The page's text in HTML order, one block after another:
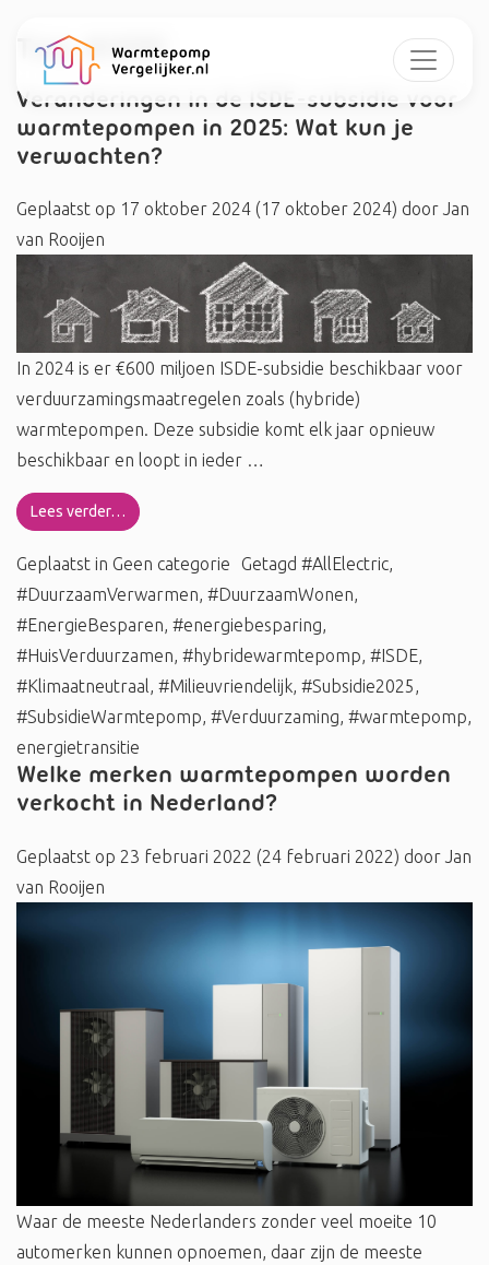
Tag:#ISDE
Veranderingen in de ISDE-subsidie voor
warmtepompen in 2025: Wat kun je
verwachten?
Geplaatst op 17 oktober 2024 (17 oktober 2024) door Jan
van Rooijen
In 2024 is er €600 miljoen ISDE-subsidie beschikbaar voor
verduurzamingsmaatregelen zoals (hybride)
warmtepompen. Deze subsidie komt elk jaar opnieuw
beschikbaar en loopt in ieder …
Lees verder…
Geplaatst in Geen categorie Getagd #AllElectric,
#DuurzaamVerwarmen, #DuurzaamWonen,
#EnergieBesparen, #energiebesparing,
#HuisVerduurzamen, #hybridewarmtepomp, #ISDE,
#Klimaatneutraal, #Milieuvriendelijk, #Subsidie2025,
#SubsidieWarmtepomp, #Verduurzaming, #warmtepomp,
energietransitie
Welke merken warmtepompen worden
verkocht in Nederland?
Geplaatst op 23 februari 2022 (24 februari 2022) door Jan
van Rooijen
Waar de meeste Nederlanders zonder veel moeite 10
automerken kunnen opnoemen, daar zijn de meeste